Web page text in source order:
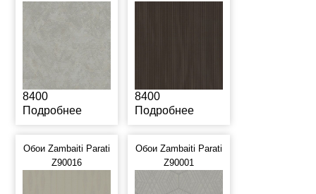
8400
Подробнее
8400
Подробнее
Обои Zambaiti Parati
Z90016
Обои Zambaiti Parati
Z90001